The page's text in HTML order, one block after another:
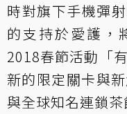
時對旗下手機彈
的支持於愛護，
2018春節活動「
新的限定關卡與
與全球知名連鎖